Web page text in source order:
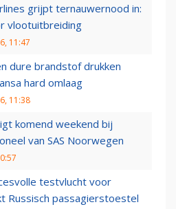
grijpt ternauwernood in:
vlootuitbreiding
11:47
dure brandstof drukken
hard omlaag
11:38
komend weekend bij
van SAS Noorwegen
testvlucht voor
Russisch passagierstoestel